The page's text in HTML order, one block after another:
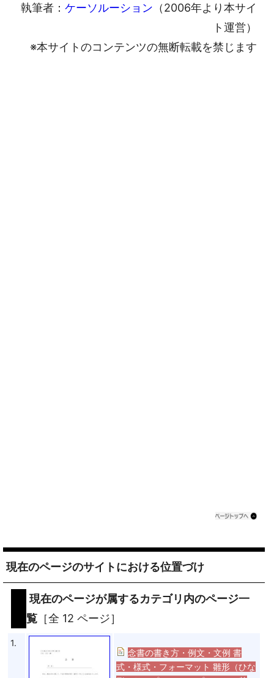
執筆者： ケーソルーション （2006年より本サイ
ト運営）
※本サイトのコンテンツの無断転載を禁じます
現在のページのサイトにおける位置づけ
現在のページが属するカテゴリ内のページ一
覧 ［全 12 ページ］
1.
念書の書き方・例文・文例 書
式・様式・フォーマット 雛形（ひな